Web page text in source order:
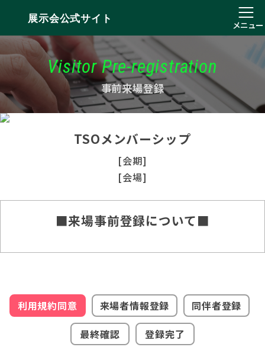
展示会公式サイト
メニュー
Visitor Pre-registration
事前来場登録
TSOメンバーシップ
[会期]
[会場]
■来場事前登録について■
利用規約同意 来場者情報登録
同伴者登録
最終確認
登録完了